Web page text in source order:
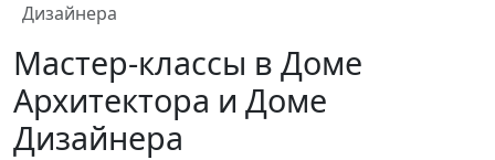
Дизайнера
Мастер-классы в Доме
Архитектора и Доме
Дизайнера